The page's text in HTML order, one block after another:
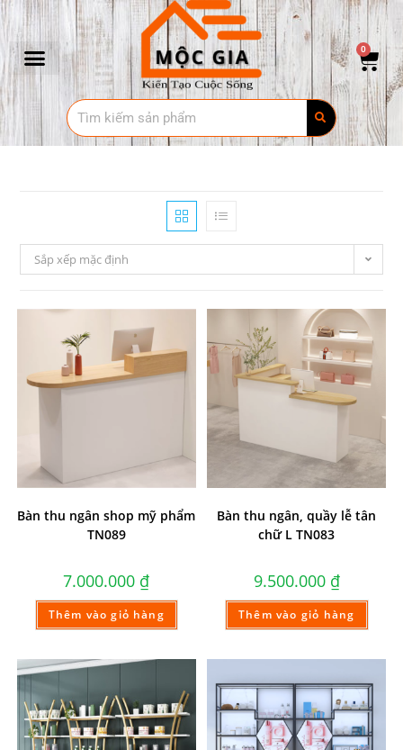
0
Sắp xếp mặc định
Bàn thu ngân shop mỹ phẩm
TN089
7.000.000 ₫
Thêm vào giỏ hàng
Bàn thu ngân, quầy lễ tân
chữ L TN083
9.500.000 ₫
Thêm vào giỏ hàng